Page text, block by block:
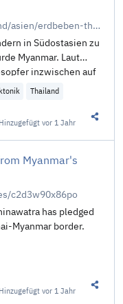
https://www.tagesschau.de/ausland/asien/erdbeben-thailand-myanmar-112.html
in Südostasien zu
Myanmar. Laut
inzwischen auf
Tote gemeldet.
Thailand
Hinzugefügtvor 1 Jahr
Myanmar's
c2d3w90x86po
has pledged
Myanmar border.
Hinzugefügtvor 1 Jahr